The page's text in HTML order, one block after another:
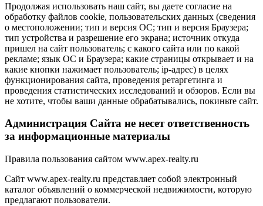
Продолжая использовать наш сайт, вы даете согласие на
обработку файлов cookie, пользовательских данных (сведения
о местоположении; тип и версия ОС; тип и версия Браузера;
тип устройства и разрешение его экрана; источник откуда
пришел на сайт пользователь; с какого сайта или по какой
рекламе; язык ОС и Браузера; какие страницы открывает и на
какие кнопки нажимает пользователь; ip-адрес) в целях
функционирования сайта, проведения ретаргетинга и
проведения статистических исследований и обзоров. Если вы
не хотите, чтобы ваши данные обрабатывались, покиньте сайт.
Администрация Сайта не несет ответственность
за информационные материалы
Правила пользования сайтом www.apex-realty.ru
Сайт www.apex-realty.ru представляет собой электронный
каталог объявлений о коммерческой недвижимости, которую
предлагают пользователи.